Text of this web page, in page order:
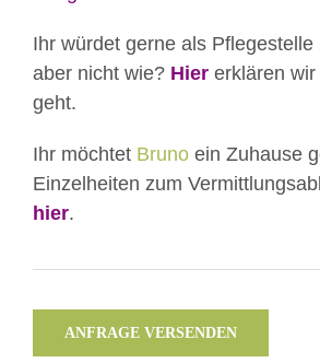
Ihr würdet gerne als Pflegestelle
aber nicht wie? Hier erklären
geht.
Ihr möchtet Bruno ein Zuhause
Einzelheiten zum
hier.
ANFRAGE VERSENDEN